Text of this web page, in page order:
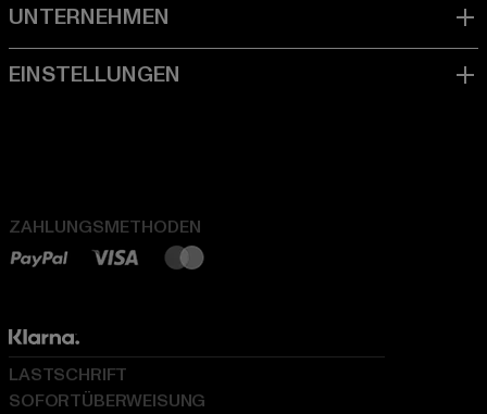
ZAHLUNGSMETHODEN
LASTSCHRIFT
SOFORTÜBERWEISUNG